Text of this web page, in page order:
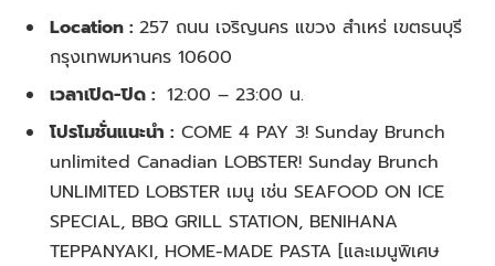
Location : 257 ถนน เจริญนคร แขวง สำเหร่ เขตธนบุรี
กรุงเทพมหานคร 10600
เวลาเปิด-ปิด : 12:00 – 23:00 น.
โปรโมชั่นแนะนำ : COME 4 PAY 3! Sunday Brunch
unlimited Canadian LOBSTER! Sunday Brunch
UNLIMITED LOBSTER เมนู เช่น SEAFOOD ON ICE
SPECIAL, BBQ GRILL STATION, BENIHANA
TEPPANYAKI, HOME-MADE PASTA [และเมนูพิเศษ